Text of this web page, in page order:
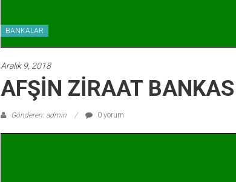
BANKALAR
Aralık 9, 2018
AFŞİN ZİRAAT
Gönderen: admin 0 yorum